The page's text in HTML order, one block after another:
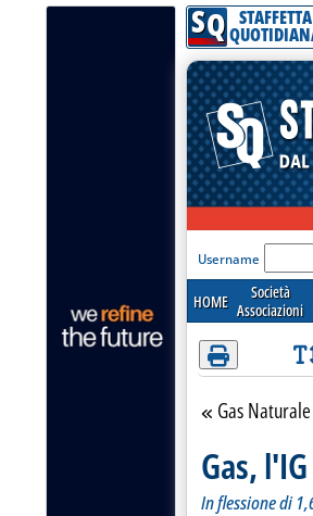
Attenzione! Esegui l'accesso per lèggere
SQ STAFFETTA
'Modulo
Username
HOME
Società
Associazioni
Torna alla sezione
Gas
Gas,
In flessione di